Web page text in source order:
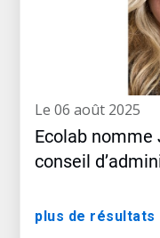
le 06 août 2025
Ecolab nomme
conseil
plus de résultats